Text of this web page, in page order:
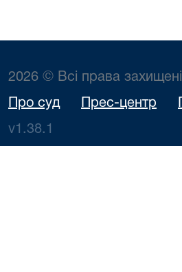
2026 © Всі права захищені
Про суд Прес-центр
v1.38.1